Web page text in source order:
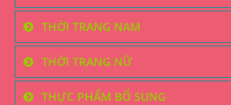
THỜI TRANG NAM
THỜI TRANG NỮ
THỰC PHẨM BỔ SUNG